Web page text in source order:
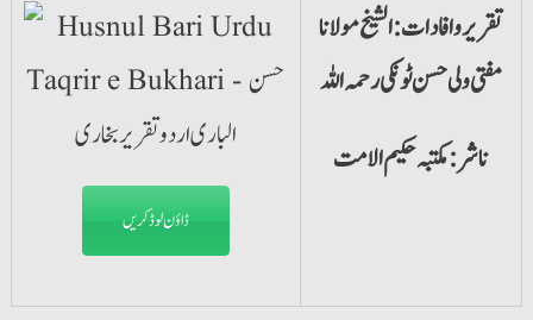
ڈاؤن لوڈ کریں
تقریر و افادات: الشیخ مولانا
مفتی ولی حسن ٹونکی رحمہ اللہ
ناشر: مکتبہ حکیم الامت